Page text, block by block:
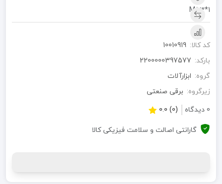
1*M53
کد کالا: 10010919
بارکد: 2200000397577
گروه: ابزارآلات
زیرگروه: برقی صنعتی
0 دیدگاه
(0) 0.0
گارانتی اصالت و سلامت فیزیکی کالا